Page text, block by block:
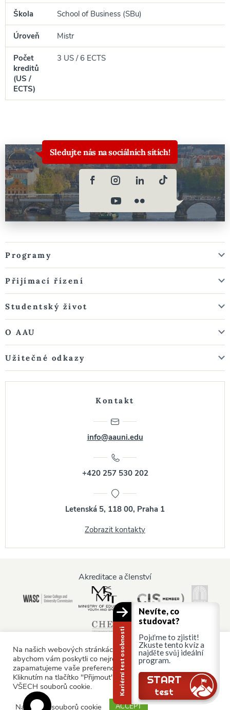
Škola School of Business (SBu)
Úroveň Mistr
Počet
kreditů
(US /
ECTS)
3 US / 6 ECTS
Sledujte nás na sociálních sítích!
Programy
Přijímací řízení
Studentský život
O AAU
Užitečné odkazy
Kontakt
info@aauni.edu
+420 257 530 202
Letenská 5, 118 00, Praha 1
Zobrazit kontakty
Akreditace a členství
Informace pro:
Rodiče a rodina
Na našich webových stránkách používáme soubory cookie,
abychom vám poskytli co nejrelevantnější služby tím, že si
zapamatujeme vaše preference a opakované návštěvy.
Kliknutím na tlačítko "Přijmout" souhlasíte s používáním
VŠECH souborů cookie.
Nastavení souborů cookie
ACCEPT
Kariérní test osobnosti
Nevíte, co
studovat?
Pojďme to zjistit!
Zkuste tento kvíz a
najděte svůj ideální
program.
START
test